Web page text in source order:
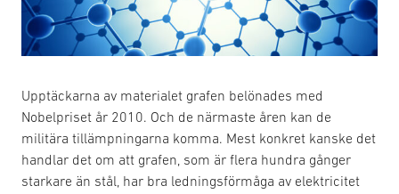
Upptäckarna av materialet grafen belönades med
Nobelpriset år 2010. Och de närmaste åren kan de
militära tillämpningarna komma. Mest konkret kanske det
handlar det om att grafen, som är flera hundra gånger
starkare än stål, har bra ledningsförmåga av elektricitet